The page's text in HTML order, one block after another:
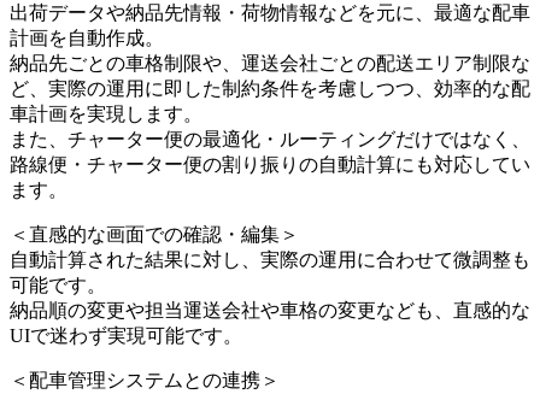
出荷データや納品先情報・荷物情報などを元に、最適な配車
計画を自動作成。
納品先ごとの車格制限や、運送会社ごとの配送エリア制限な
ど、実際の運用に即した制約条件を考慮しつつ、効率的な配
車計画を実現します。
また、チャーター便の最適化・ルーティングだけではなく、
路線便・チャーター便の割り振りの自動計算にも対応してい
ます。
＜直感的な画面での確認・編集＞
自動計算された結果に対し、実際の運用に合わせて微調整も
可能です。
納品順の変更や担当運送会社や車格の変更なども、直感的な
UIで迷わず実現可能です。
＜配車管理システムとの連携＞